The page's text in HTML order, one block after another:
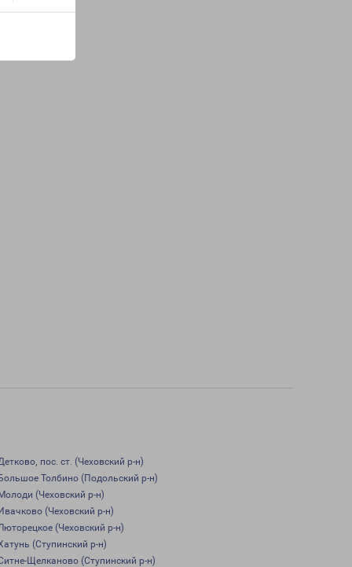
пос. ст. (Чеховский р-н)
Толбино (Подольский р-н)
(Чеховский р-н)
(Чеховский р-н)
(Чеховский р-н)
(Ступинский р-н)
Щелканово (Ступинский р-н)